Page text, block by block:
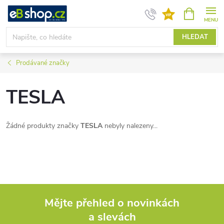
Přejít
obsah
HLEDAT
NÁKUPNÍ
KOŠÍK
Prodávané značky
TESLA
Žádné produkty značky TESLAnebyly nalezeny...
Mějte přehled o novinkách
a slevách